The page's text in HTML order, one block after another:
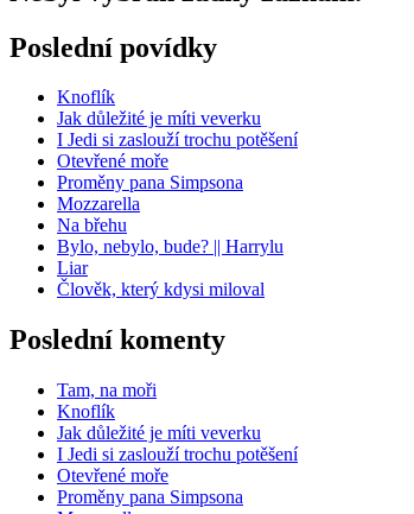
Poslední povídky
Knoflík
Jak důležité je míti veverku
I Jedi si zaslouží trochu potěšení
Otevřené moře
Proměny pana Simpsona
Mozzarella
Na břehu
Bylo, nebylo, bude? || Harrylu
Liar
Člověk, který kdysi miloval
Poslední komenty
Tam, na moři
Knoflík
Jak důležité je míti veverku
I Jedi si zaslouží trochu potěšení
Otevřené moře
Proměny pana Simpsona